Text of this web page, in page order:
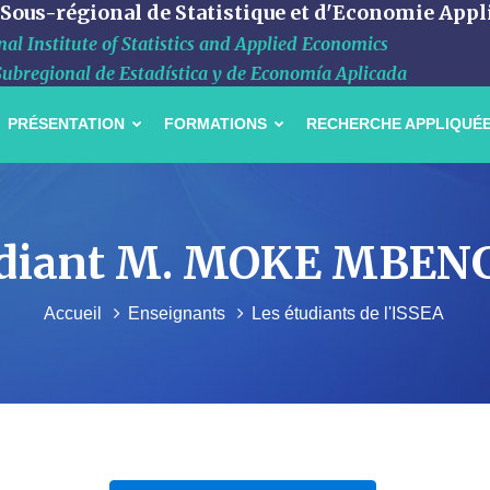
régional de Statistique et d'Economie
Institute of Statistics and Applied Economics
de Estadística y de Economía Aplicada
PRÉSENTATION FORMATIONS RECHERCHE
M. MOKE
Accueil Enseignants Les étudiants de l'ISSEA